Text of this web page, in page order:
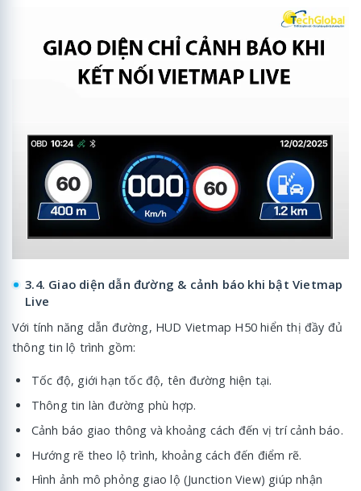
3.4. Giao diện dẫn đường & cảnh báo khi bật Vietmap
Live
Với tính năng dẫn đường, HUD Vietmap H50 hiển thị đầy đủ
thông tin lộ trình gồm:
Tốc độ, giới hạn tốc độ, tên đường hiện tại.
Thông tin làn đường phù hợp.
Cảnh báo giao thông và khoảng cách đến vị trí cảnh báo.
Hướng rẽ theo lộ trình, khoảng cách đến điểm rẽ.
Hình ảnh mô phỏng giao lộ (Junction View) giúp nhận